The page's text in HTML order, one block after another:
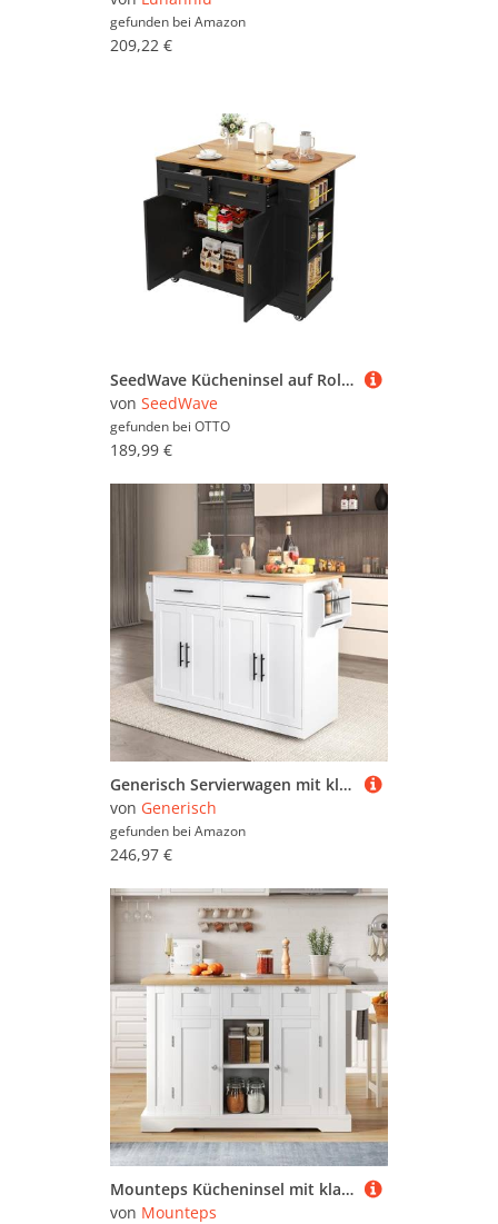
gefunden bei Amazon
209,22 €
SeedWave Kücheninsel auf Rollen Küchenwagen mit 120cm Klappbarer Arbeitsplatte, Gewürzboard, Servierwagen inkl. 4 feststellbare Rollen
von SeedWave
gefunden bei OTTO
189,99 €
Generisch Servierwagen mit klappbarer Tischplatte, 120x46(70) x91 cm, weiß, mit Rollen und austauschbaren Holzbeinen, ideal für Küche und Esszimmer
von Generisch
gefunden bei Amazon
246,97 €
Mounteps Kücheninsel mit klappbare Arbeitsplatte, Kücheninsel Servierwagen auf 5 Rollen mit 3 Schubladen/2 Türen/Gewürzregal, Handtuchhalter/integrierte Steckdose, Weiß
von Mounteps